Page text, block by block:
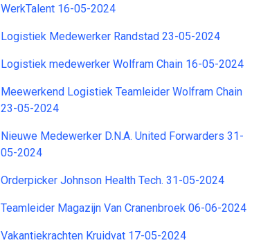
WerkTalent 16-05-2024
Logistiek Medewerker Randstad 23-05-2024
Logistiek medewerker Wolfram Chain 16-05-2024
Meewerkend Logistiek Teamleider Wolfram Chain
23-05-2024
Nieuwe Medewerker D.N.A. United Forwarders 31-
05-2024
Orderpicker Johnson Health Tech. 31-05-2024
Teamleider Magazijn Van Cranenbroek 06-06-2024
Vakantiekrachten Kruidvat 17-05-2024